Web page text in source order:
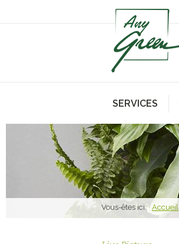
SERVICES
Vous-êtes ici: Accueil